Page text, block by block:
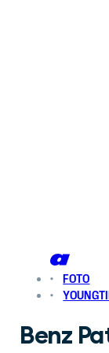
FOTO
Benz